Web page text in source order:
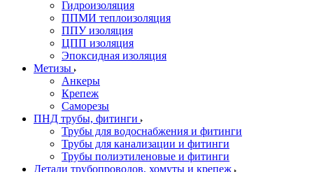
Гидроизоляция
ППМИ теплоизоляция
ППУ изоляция
ЦПП изоляция
Эпоксидная изоляция
Метизы
Анкеры
Крепеж
Саморезы
ПНД трубы, фитинги
Трубы для водоснабжения и фитинги
Трубы для канализации и фитинги
Трубы полиэтиленовые и фитинги
Детали трубопроводов, хомуты и крепеж